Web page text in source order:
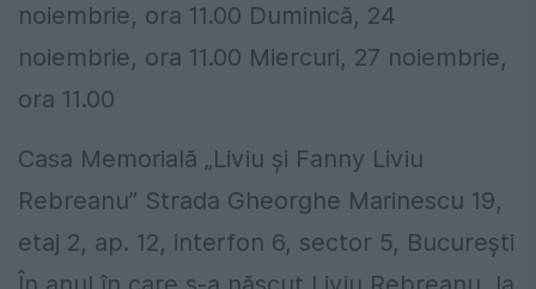
noiembrie, ora 11.00 Duminică, 24
noiembrie, ora 11.00 Miercuri, 27 noiembrie,
ora 11.00
Casa Memorială „Liviu și Fanny Liviu
Rebreanu” Strada Gheorghe Marinescu 19,
etaj 2, ap. 12, interfon 6, sector 5, București